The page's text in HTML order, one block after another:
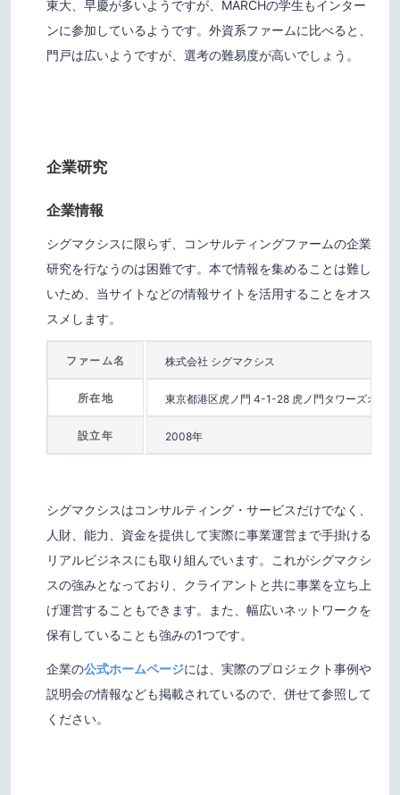
東大、早慶が多いようですが、MARCHの学生もインター
ンに参加しているようです。外資系ファームに比べると、
門戸は広いようですが、選考の難易度が高いでしょう。
企業研究
企業情報
シグマクシスに限らず、コンサルティングファームの企業
研究を行なうのは困難です。本で情報を集めることは難し
いため、当サイトなどの情報サイトを活用することをオス
スメします。
ファーム名
所在地
設立年
株式会社 シグマクシス
東京都港区虎ノ門 4-1-28 虎ノ門タワーズオフ
2008年
シグマクシスはコンサルティング・サービスだけでなく、
人財、能力、資金を提供して実際に事業運営まで手掛ける
リアルビジネスにも取り組んでいます。これがシグマクシ
スの強みとなっており、クライアントと共に事業を立ち上
げ運営することもできます。また、幅広いネットワークを
保有していることも強みの1つです。
企業の公式ホームページには、実際のプロジェクト事例や
説明会の情報なども掲載されているので、併せて参照して
ください。